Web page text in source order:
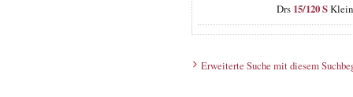
Drs 15/120 S
Erweiterte Suche mit diesem